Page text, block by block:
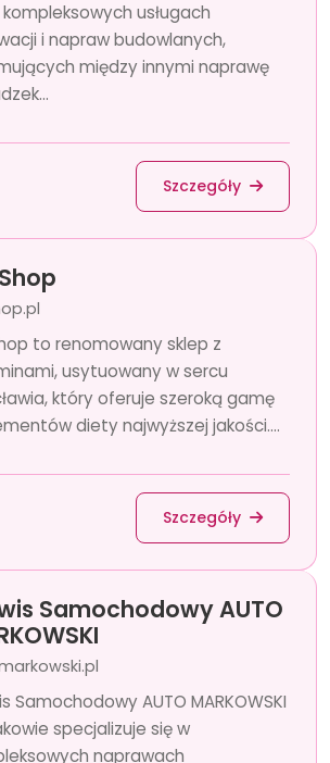
kompleksowych usługach
i napraw budowlanych,
między innymi naprawę
Szczegóły
to renomowany sklep z
usytuowany w sercu
który oferuje szeroką gamę
diety najwyższej jakości....
Szczegóły
Samochodowy AUTO
Samochodowy AUTO MARKOWSKI
specjalizuje się w
naprawach